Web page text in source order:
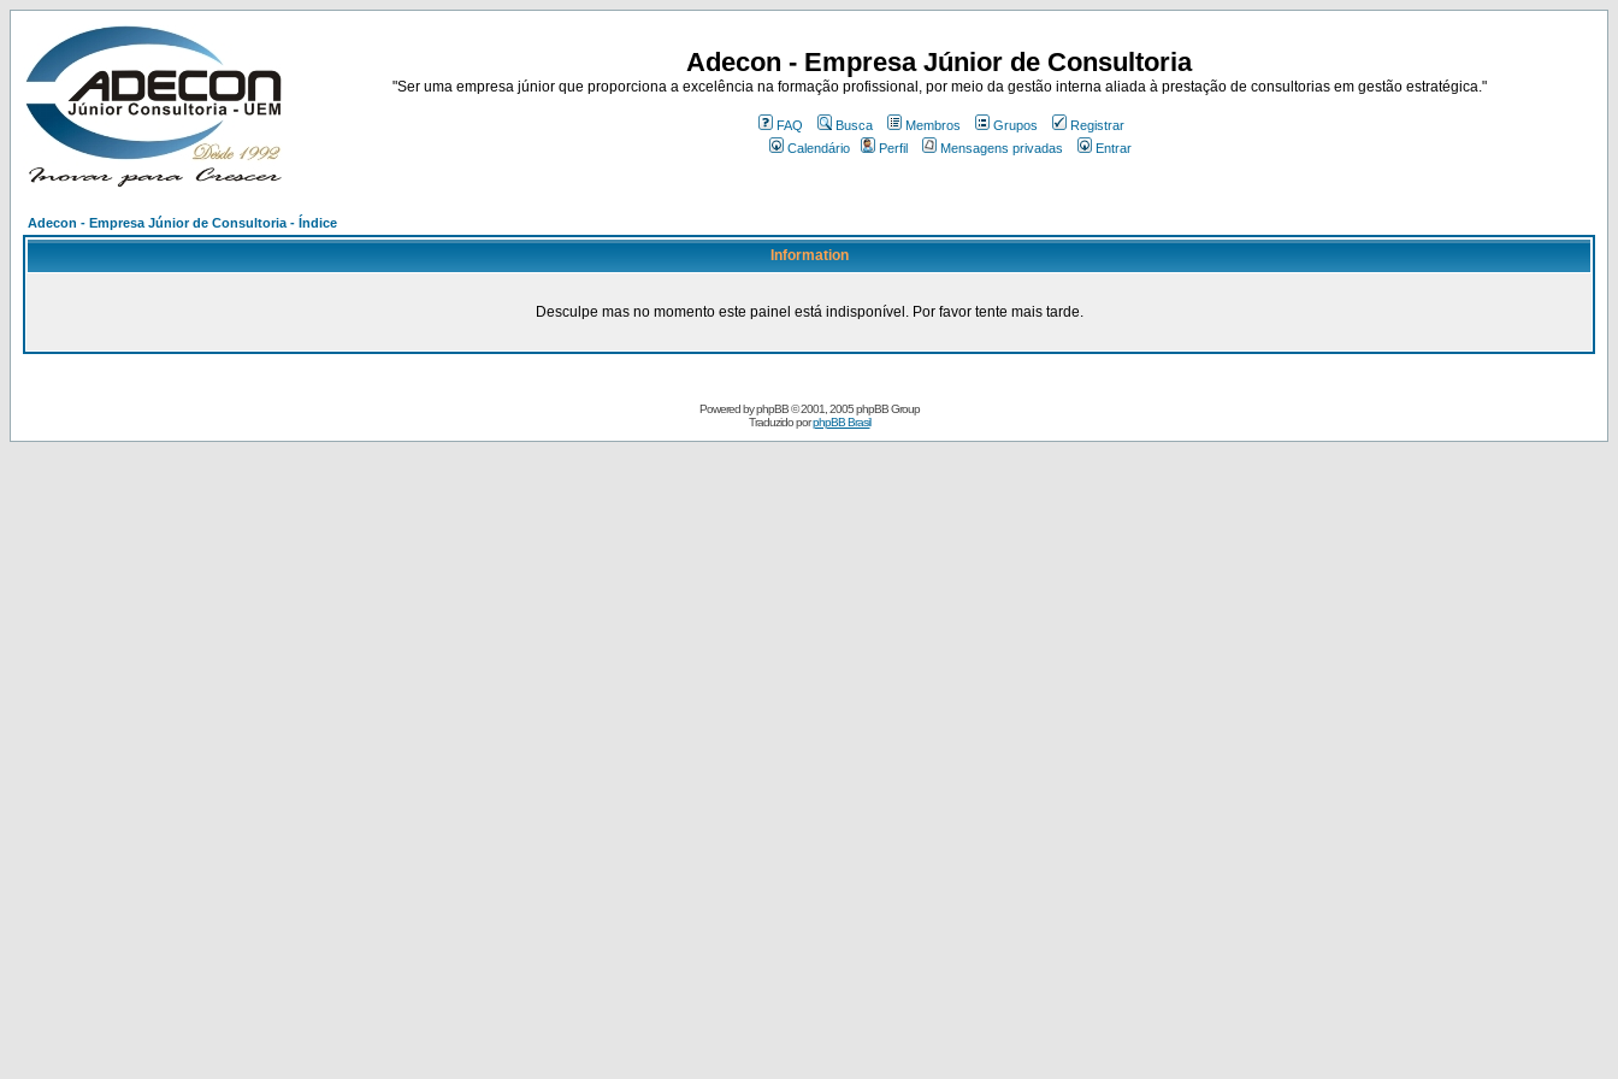
Adecon - Empresa Júnior de Consultoria
"Ser uma empresa júnior que proporciona a excelência na formação profissional, por meio da gestão interna aliada à prestação de consultorias em gestão estratégica."
FAQ Busca Membros Grupos
Registrar
Calendário
Perfil Mensagens privadas Entrar
Adecon - Empresa Júnior de Consultoria - Índice
Information
Desculpe mas no momento este painel está indisponível. Por favor tente mais tarde.
Powered byphpBB© 2001, 2005 phpBB Group
Traduzido porphpBB Brasil